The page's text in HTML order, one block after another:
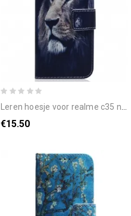
leren hoesje voor realme c35 nacht leeuw
€15.50